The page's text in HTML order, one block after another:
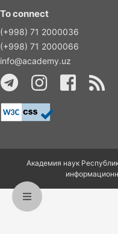
To connect
(+998) 71 2000036
(+998) 71 2000066
info@academy.uz
Академия наук